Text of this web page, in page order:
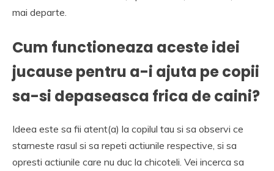
mai departe.
Cum functioneaza aceste idei
jucause pentru a-i ajuta pe copii
sa-si depaseasca frica de caini?
Ideea este sa fii atent(a) la copilul tau si sa observi ce
starneste rasul si sa repeti actiunile respective, si sa
opresti actiunile care nu duc la chicoteli. Vei incerca sa